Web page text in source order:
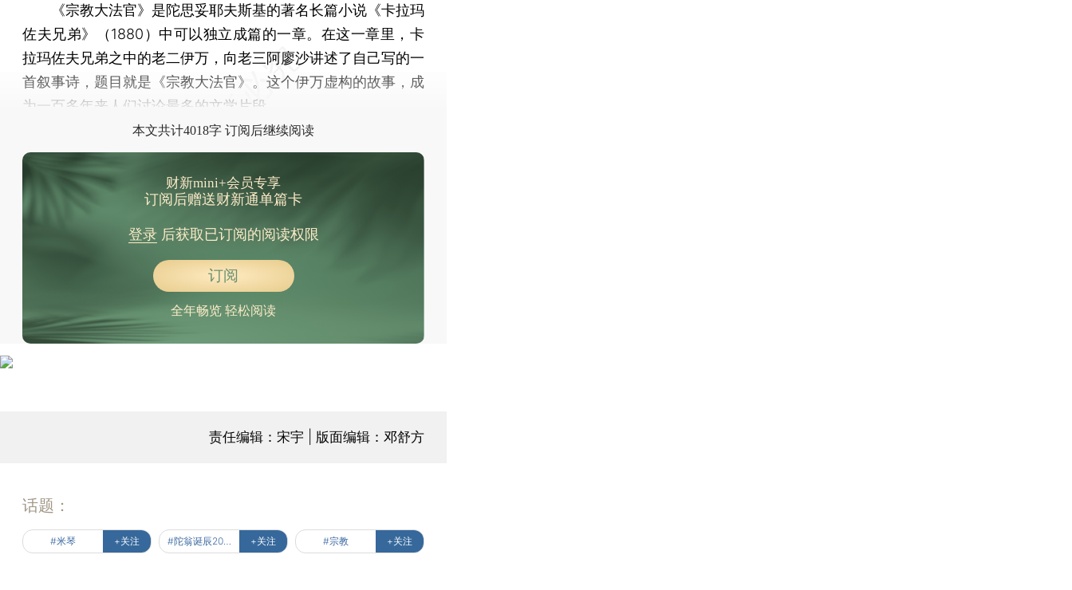
《宗教大法官》是陀思妥耶夫斯基的著名长篇小说《卡拉玛
佐夫兄弟》（1880）中可以独立成篇的一章。在这一章里，卡
拉玛佐夫兄弟之中的老二伊万，向老三阿廖沙讲述了自己写的一
首叙事诗，题目就是《宗教大法官》。这个伊万虚构的故事，成
为一百多年来人们讨论最多的文学片段。
本文共计4018字 订阅后继续阅读
财新mini+会员专享
订阅后赠送财新通单篇卡
登录后获取已订阅的阅读权限
订阅
全年畅览 轻松阅读
责任编辑：宋宇 | 版面编辑：邓舒方
话题：
#米琴 +关注 #陀翁诞辰200周年纪念 +关注 #宗教 +关注